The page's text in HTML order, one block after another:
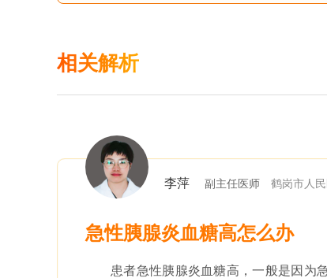
相关解析
李萍 副主任医师 鹤岗市人
急性胰腺炎血糖高怎么办
患者急性胰腺炎血糖高，一般是因为